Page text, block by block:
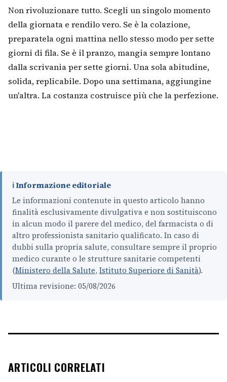
Non rivoluzionare tutto. Scegli un singolo momento
della giornata e rendilo vero. Se è la colazione,
preparatela ogni mattina nello stesso modo per sette
giorni di fila. Se è il pranzo, mangia sempre lontano
dalla scrivania per sette giorni. Una sola abitudine,
solida, replicabile. Dopo una settimana, aggiungine
un'altra. La costanza costruisce più che la perfezione.
ℹ️ Informazione editoriale
Le informazioni contenute in questo articolo hanno
finalità esclusivamente divulgativa e non sostituiscono
in alcun modo il parere del medico, del farmacista o di
altro professionista sanitario qualificato. In caso di
dubbi sulla propria salute, consultare sempre il proprio
medico curante o le strutture sanitarie competenti
(Ministero della Salute, Istituto Superiore di Sanità).
Ultima revisione: 05/08/2026
ARTICOLI CORRELATI